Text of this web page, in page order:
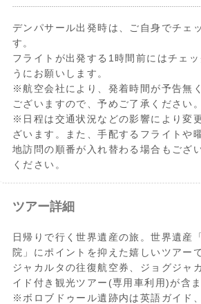
デンパサール出発時は、ご自身でチェ
す。
フライトが出発する1時間前にはチェ
うにお願いします。
※航空会社により、発着時間が予告無
ございますので、予めご了承ください。
※日程は交通状況などの影響により変
ざいます。また、手配するフライトや
地訪問の順番が入れ替わる場合もござ
ください。
ツアー詳細
日帰りで行く世界遺産の旅。世界遺産
院」にポイントを抑えた嬉しいツアー
ジャカルタの往復航空券、ジョグジャ
イド付き観光ツアー(専用車利用)が含ま
※ボロブドゥール遺跡内は英語ガイド